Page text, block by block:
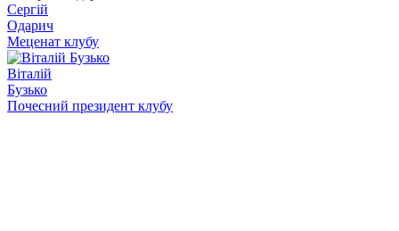
Сергій
Одарич
Меценат клубу
Віталій
Бузько
Почесний президент клубу